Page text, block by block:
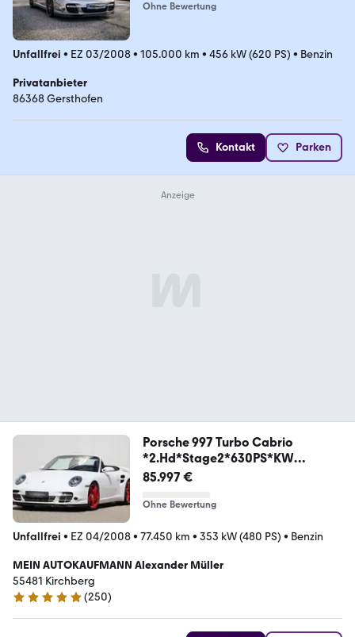
Ohne Bewertung
Unfallfrei • EZ 03/2008• 105.000 km • 456 kW (620 PS) • Benzin
Privatanbieter
86368 Gersthofen
Kontakt Parken
Porsche 997 Turbo Cabrio
*2.Hd*Stage2*630PS*KW
V3*BOSE*
85.997 €
Ohne Bewertung
Unfallfrei • EZ 04/2008• 77.450 km • 353 kW (480 PS) • Benzin
MEIN AUTOKAUFMANN Alexander Müller
55481 Kirchberg
5 Sterne
(250)